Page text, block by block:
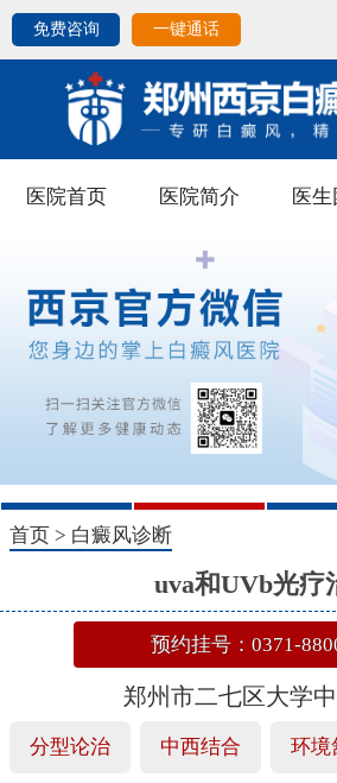
免费咨询 一键通话
医院首页 医院简介 医
1 2 3
首页 > 白癜风诊断
uva和UVb光疗
预约挂号：0371-
郑州市二七区大学
分型论治 中西结合 环境